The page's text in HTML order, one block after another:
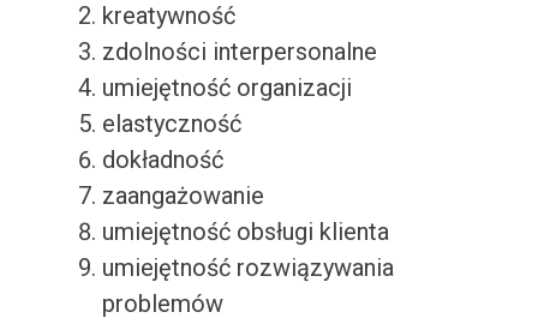
kreatywność
zdolności interpersonalne
umiejętność organizacji
elastyczność
dokładność
zaangażowanie
umiejętność obsługi klienta
umiejętność rozwiązywania
problemów